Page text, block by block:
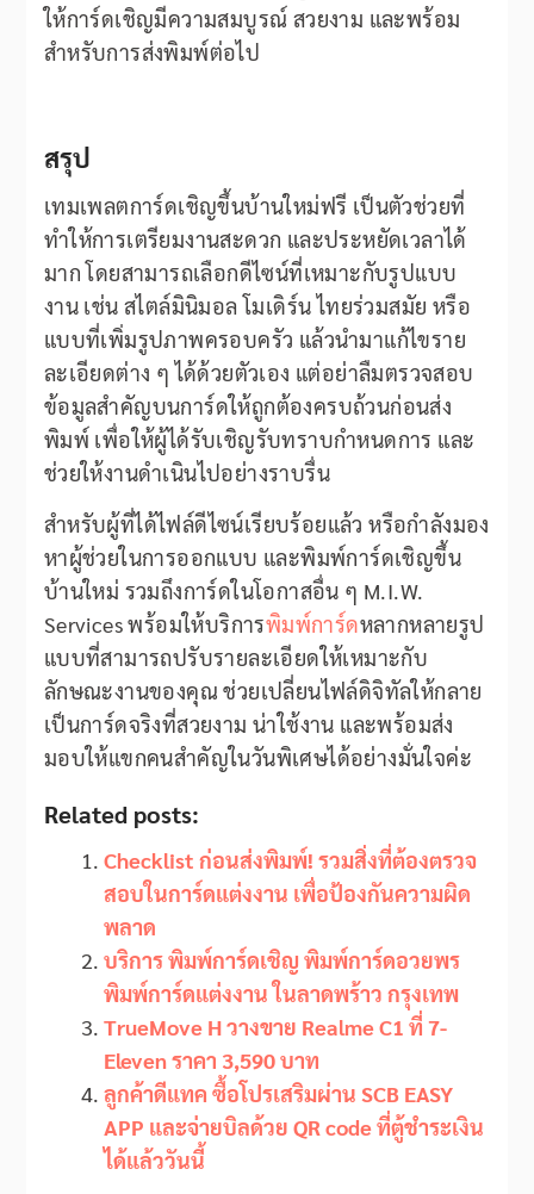
ให้การ์ดเชิญมีความสมบูรณ์ สวยงาม และพร้อม
สำหรับการส่งพิมพ์ต่อไป
สรุป
เทมเพลตการ์ดเชิญขึ้นบ้านใหม่ฟรี เป็นตัวช่วยที่
ทำให้การเตรียมงานสะดวก และประหยัดเวลาได้
มาก โดยสามารถเลือกดีไซน์ที่เหมาะกับรูปแบบ
งาน เช่น สไตล์มินิมอล โมเดิร์น ไทยร่วมสมัย หรือ
แบบที่เพิ่มรูปภาพครอบครัว แล้วนำมาแก้ไขราย
ละเอียดต่าง ๆ ได้ด้วยตัวเอง แต่อย่าลืมตรวจสอบ
ข้อมูลสำคัญบนการ์ดให้ถูกต้องครบถ้วนก่อนส่ง
พิมพ์ เพื่อให้ผู้ได้รับเชิญรับทราบกำหนดการ และ
ช่วยให้งานดำเนินไปอย่างราบรื่น
สำหรับผู้ที่ได้ไฟล์ดีไซน์เรียบร้อยแล้ว หรือกำลังมอง
หาผู้ช่วยในการออกแบบ และพิมพ์การ์ดเชิญขึ้น
บ้านใหม่ รวมถึงการ์ดในโอกาสอื่น ๆ M.I.W.
Services พร้อมให้บริการพิมพ์การ์ดหลากหลายรูป
แบบที่สามารถปรับรายละเอียดให้เหมาะกับ
ลักษณะงานของคุณ ช่วยเปลี่ยนไฟล์ดิจิทัลให้กลาย
เป็นการ์ดจริงที่สวยงาม น่าใช้งาน และพร้อมส่ง
มอบให้แขกคนสำคัญในวันพิเศษได้อย่างมั่นใจค่ะ
Related posts:
Checklist ก่อนส่งพิมพ์! รวมสิ่งที่ต้องตรวจ
สอบในการ์ดแต่งงาน เพื่อป้องกันความผิด
พลาด
บริการ พิมพ์การ์ดเชิญ พิมพ์การ์ดอวยพร
พิมพ์การ์ดแต่งงาน ในลาดพร้าว กรุงเทพ
TrueMove H วางขาย Realme C1 ที่ 7-
Eleven ราคา 3,590 บาท
ลูกค้าดีแทค ซื้อโปรเสริมผ่าน SCB EASY
APP และจ่ายบิลด้วย QR code ที่ตู้ชำระเงิน
ได้แล้ววันนี้